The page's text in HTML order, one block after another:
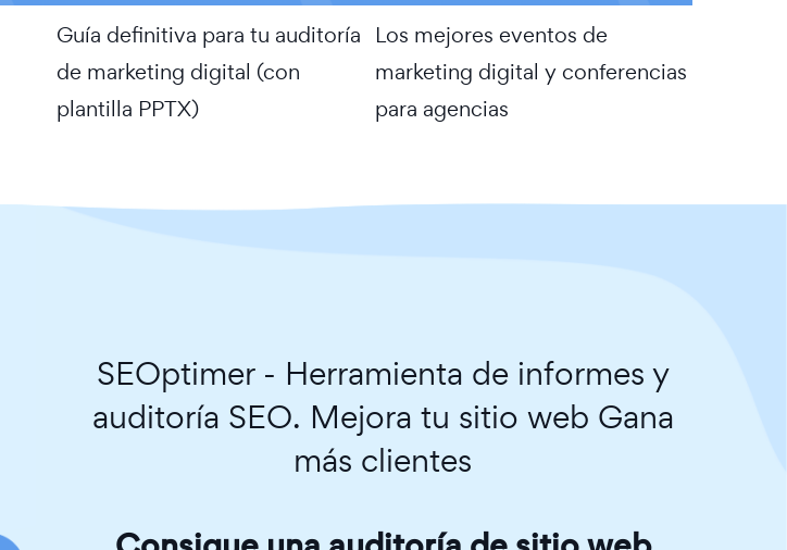
Guía definitiva para tu auditoría
de marketing digital (con
plantilla PPTX)
Los mejores eventos de
marketing digital y conferencias
para agencias
SEOptimer - Herramienta de informes y
auditoría SEO. Mejora tu sitio web Gana
más clientes